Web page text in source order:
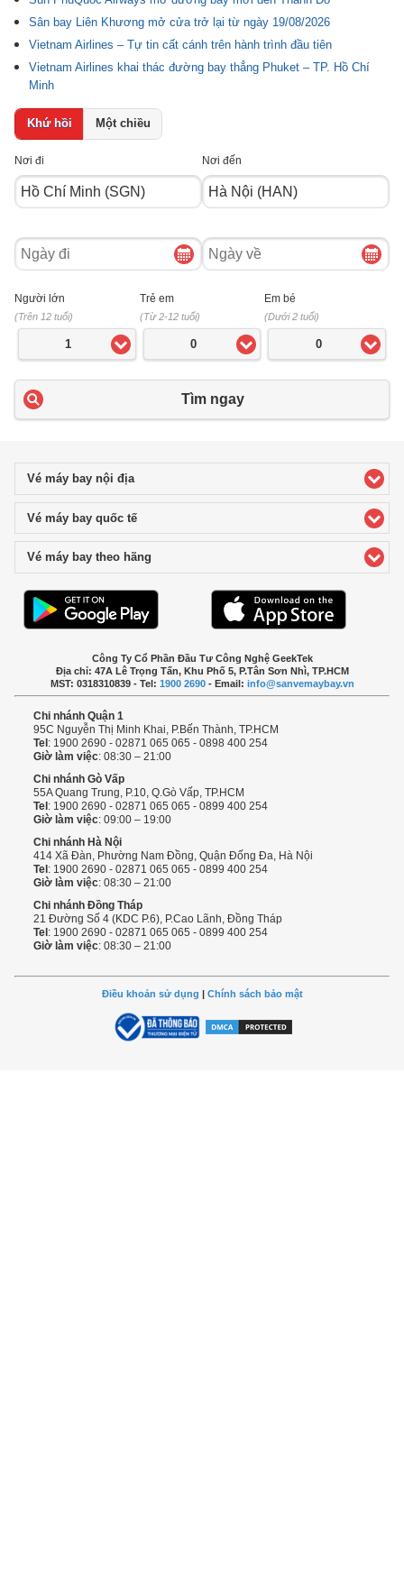
Sân bay Liên Khương mở cửa trở lại từ ngày 19/08/2026
Vietnam Airlines – Tự tin cất cánh trên hành trình đầu tiên
Vietnam Airlines khai thác đường bay thẳng Phuket – TP. Hồ Chí
Minh
Khứ hồi Một chiều
Nơi đi Nơi đến
Ngày
đi
Ngày
về
Người lớn
(Trên 12 tuổi)
1
Trẻ em
(Từ 2-12 tuổi)
0
Em bé
(Dưới 2 tuổi)
0
Tìm ngay
Vé máy bay nội địaclick to expand contents
Vé máy bay quốc tếclick to expand contents
Vé máy bay theo hãng
Công Ty Cổ Phần Đầu Tư Công Nghệ GeekTek
Địa chỉ: 47A Lê Trọng Tấn, Khu Phố 5, P.Tân Sơn Nhì, TP.HCM
MST: 0318310839 - Tel: 1900 2690- Email: info@sanvemaybay.vn
Chi nhánh Quận 1
95C Nguyễn Thị Minh Khai, P.Bến Thành, TP.HCM
Tel : 1900 2690 - 02871 065 065 - 0898 400 254
Giờ làm việc: 08:30 – 21:00
Chi nhánh Gò Vấp
55A Quang Trung, P.10, Q.Gò Vấp, TP.HCM
Tel : 1900 2690 - 02871 065 065 - 0899 400 254
Giờ làm việc: 09:00 – 19:00
Chi nhánh Hà Nội
414 Xã Đàn, Phường Nam Đồng, Quận Đống Đa, Hà Nội
Tel : 1900 2690 - 02871 065 065 - 0899 400 254
Giờ làm việc: 08:30 – 21:00
Chi nhánh Đồng Tháp
21 Đường Số 4 (KDC P.6), P.Cao Lãnh, Đồng Tháp
Tel : 1900 2690 - 02871 065 065 - 0899 400 254
Giờ làm việc: 08:30 – 21:00
Điều khoản sử dụng | Chính sách bảo mật